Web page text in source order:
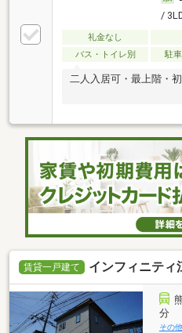
/
礼金なし
バス・トイレ別
駐
二人入居可・最上階・
賃貸一戸建て インフィニティ
分
その